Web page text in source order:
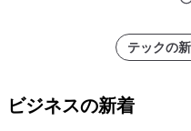
テックの
ビジネスの新着